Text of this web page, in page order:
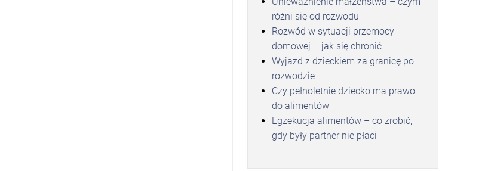
różni się od rozwodu
Rozwód w sytuacji przemocy
domowej – jak się chronić
Wyjazd z dzieckiem za granicę po
rozwodzie
Czy pełnoletnie dziecko ma prawo
do alimentów
Egzekucja alimentów – co zrobić,
gdy były partner nie płaci